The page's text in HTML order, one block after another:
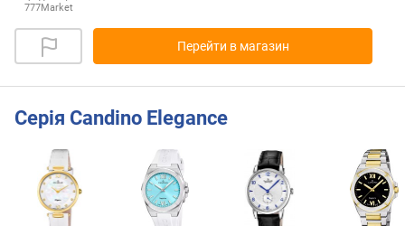
777Market
Перейти в магазин
Серія Candino Elegance